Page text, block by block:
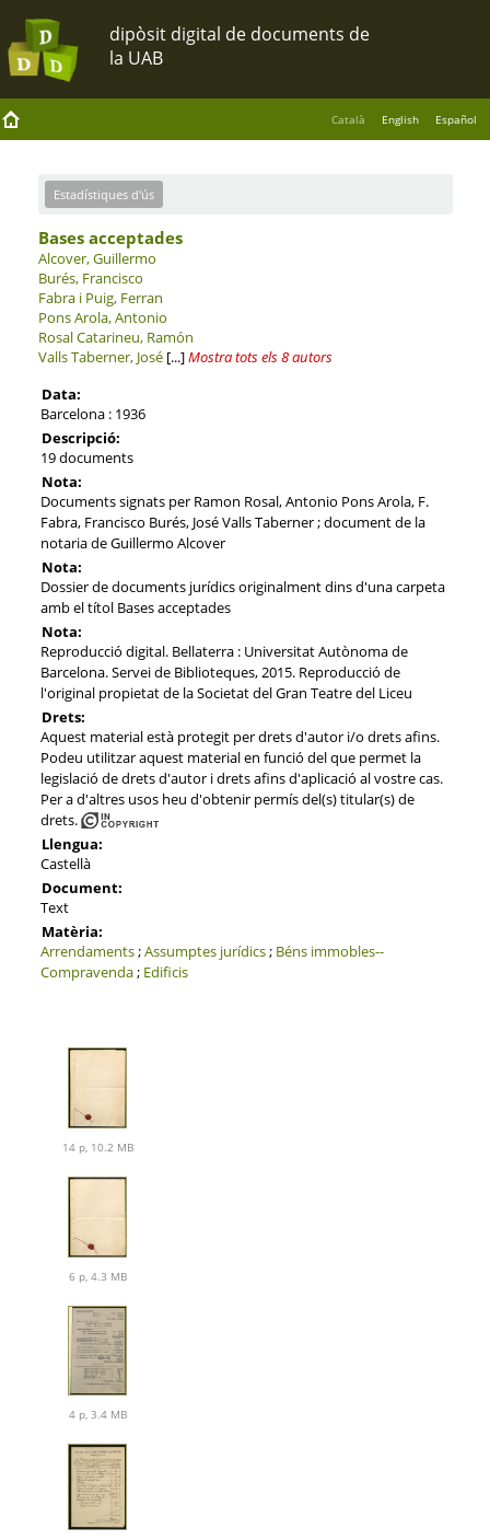
Català English Español
Estadístiques d'ús
Bases acceptades
Alcover, Guillermo
Burés, Francisco
Fabra i Puig, Ferran
Pons Arola, Antonio
Rosal Catarineu, Ramón
Valls Taberner, José [...]Mostra tots els 8 autors
Data:
Barcelona : 1936
Descripció:
19 documents
Nota:
Documents signats per Ramon Rosal, Antonio Pons Arola, F.
Fabra, Francisco Burés, José Valls Taberner ; document de la
notaria de Guillermo Alcover
Nota:
Dossier de documents jurídics originalment dins d'una carpeta
amb el títol Bases acceptades
Nota:
Reproducció digital. Bellaterra : Universitat Autònoma de
Barcelona. Servei de Biblioteques, 2015. Reproducció de
l'original propietat de la Societat del Gran Teatre del Liceu
Drets:
Aquest material està protegit per drets d'autor i/o drets afins.
Podeu utilitzar aquest material en funció del que permet la
legislació de drets d'autor i drets afins d'aplicació al vostre cas.
Per a d'altres usos heu d'obtenir permís del(s) titular(s) de
drets.
Llengua:
Castellà
Document:
Text
Matèria:
Arrendaments;Assumptes jurídics; Béns immobles--
Compravenda; Edificis
14 p, 10.2 MB
6 p, 4.3 MB
4 p, 3.4 MB